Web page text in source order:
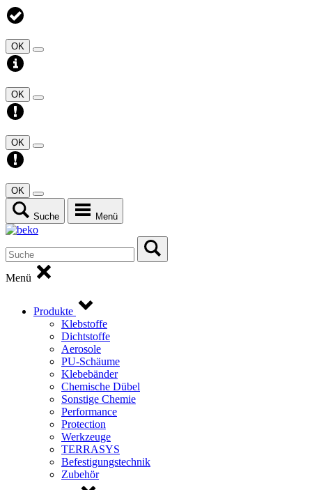
OK
OK
OK
OK
Suche Menü
Menü
Produkte
Klebstoffe
Dichtstoffe
Aerosole
PU-Schäume
Klebebänder
Chemische Dübel
Sonstige Chemie
Performance
Protection
Werkzeuge
TERRASYS
Befestigungstechnik
Zubehör